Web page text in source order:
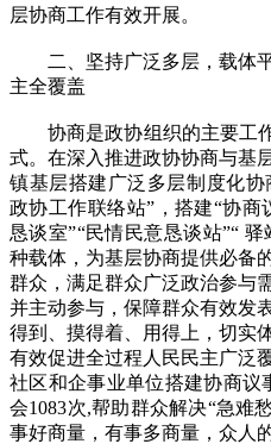
层协商工作有效开展。
二、坚持广泛多层，载体平
主全覆盖
协商是政协组织的主要工作
式。在深入推进政协协商与基
镇基层搭建广泛多层制度化
政协工作联络站”，搭建“协商
恳谈室”“民情民意恳谈站”“
种载体，为基层协商提供必备
群众，满足群众广泛政治参与
并主动参与，保障群众有效发
得到、摸得着、用得上，切实
有效促进全过程人民民主广泛
社区和企事业单位搭建协商议
会1083次,帮助群众解决“急难
事好商量，有事多商量，众人